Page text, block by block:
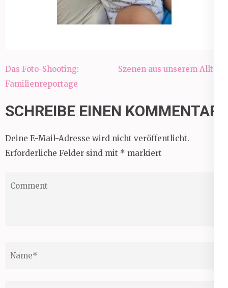
Beitragsnavigation
Das Foto-Shooting:
Familienreportage
Szenen aus unserem Alltag
SCHREIBE EINEN KOMMENTAR
Deine E-Mail-Adresse wird nicht veröffentlicht.
Erforderliche Felder sind mit * markiert